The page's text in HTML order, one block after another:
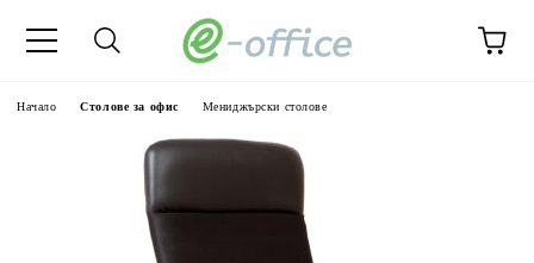
Начало Столове за офис Мениджърски столове